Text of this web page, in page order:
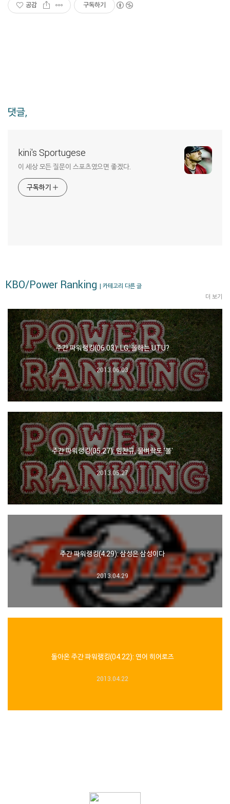
공감 구독하기
댓글,
kini's Sportugese
이 세상 모든 질문이 스포츠였으면 좋겠다.
구독하기
KBO/Power Ranking | 카테고리 다른 글
더 보기
주간 파워랭킹(06.03): LG, 올해는 UTU?
2013.06.03
주간 파워랭킹(05.27): 임찬규, 물벼락도 '볼'
2013.05.27
주간 파워랭킹(4.29): 삼성은 삼성이다
2013.04.29
돌아온 주간 파워랭킹(04.22): 연어 히어로즈
2013.04.22